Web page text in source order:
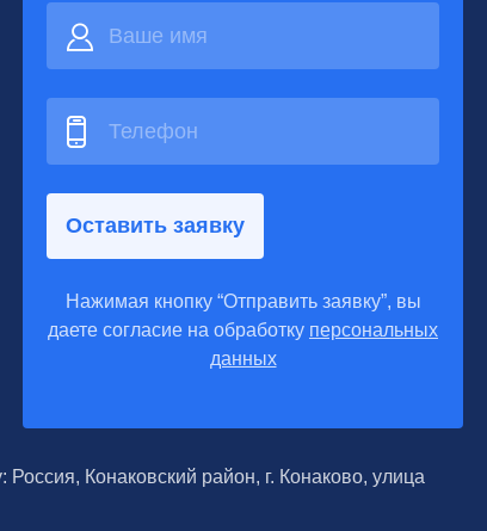
Оставить заявку
Нажимая кнопку “Отправить заявку”, вы
даете согласие на обработку персональных
данных
Конаковский район, г. Конаково, улица